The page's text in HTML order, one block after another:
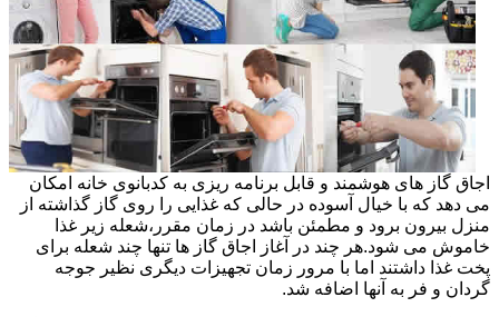
اجاق گاز های هوشمند و قابل برنامه ریزی به کدبانوی خانه امکان
می دهد که با خیال آسوده در حالی که غذایی را روی گاز گذاشته از
منزل بیرون برود و مطمئن باشد در زمان مقرر،شعله زیر غذا
خاموش می شود.هر چند در آغاز اجاق گاز ها تنها چند شعله برای
پخت غذا داشتند اما با مرور زمان تجهیزات دیگری نظیر جوجه
گردان و فر به آنها اضافه شد.